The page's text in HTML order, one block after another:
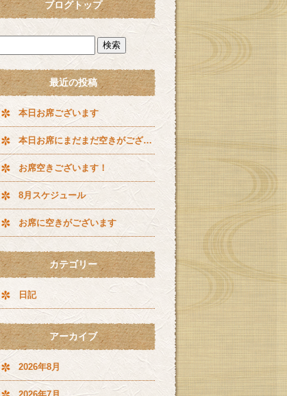
ブログトップ
最近の投稿
本日お席ございます
本日お席にまだまだ空きがございます^ ^
お席空きございます！
8月スケジュール
お席に空きがございます
カテゴリー
日記
アーカイブ
2026年8月